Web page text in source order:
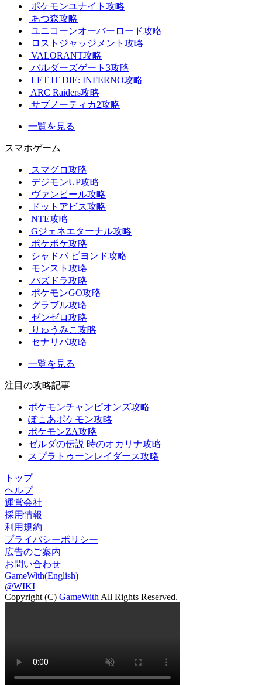
ポケモンユナイト攻略
あつ森攻略
ユニコーンオーバーロード攻略
ロストジャッジメント攻略
VALORANT攻略
バルダーズゲート3攻略
LET IT DIE: INFERNO攻略
ARC Raiders攻略
サブノーティカ2攻略
一覧を見る
スマホゲーム
スマグロ攻略
デジモンUP攻略
ヴァンピール攻略
ドットアビス攻略
NTE攻略
Gジェネエターナル攻略
ポケポケ攻略
シャドバ ビヨンド攻略
モンスト攻略
パズドラ攻略
ポケモンGO攻略
グラブル攻略
ゼンゼロ攻略
りゅうみこ攻略
セナリバ攻略
一覧を見る
注目の攻略記事
ポケモンチャンピオンズ攻略
ぽこあポケモン攻略
ポケモンZA攻略
ゼルダの伝説 時のオカリナ攻略
スプラトゥーンレイダース攻略
トップ
ヘルプ
運営会社
採用情報
利用規約
プライバシーポリシー
広告のご案内
お問い合わせ
GameWith(English)
@WIKI
Copyright (C) GameWith All Rights Reserved.